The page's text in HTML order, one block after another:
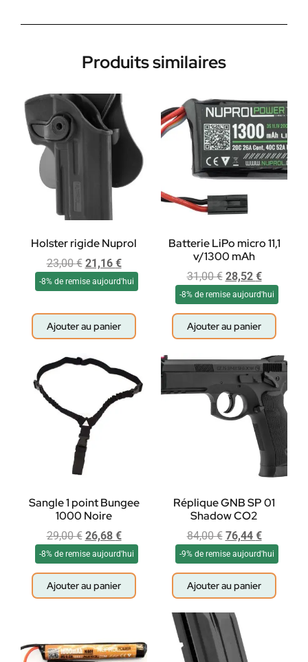
Produits similaires
Holster rigide Nuprol
23,00€ 21,16 €
-8% de remise aujourd'hui
Ajouter au panier
Batterie LiPo micro 11,1
v/1300 mAh
31,00€ 28,52 €
-8% de remise aujourd'hui
Ajouter au panier
Sangle 1 point Bungee
1000 Noire
29,00€ 26,68 €
-8% de remise aujourd'hui
Ajouter au panier
Réplique GNB SP 01
Shadow CO2
84,00€ 76,44 €
-9% de remise aujourd'hui
Ajouter au panier